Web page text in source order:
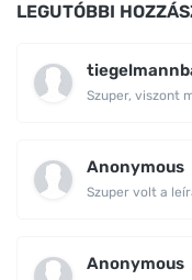
LEGUTÓBBI
Szuper, viszont
Anonymous
Szuper volt a
Anonymous